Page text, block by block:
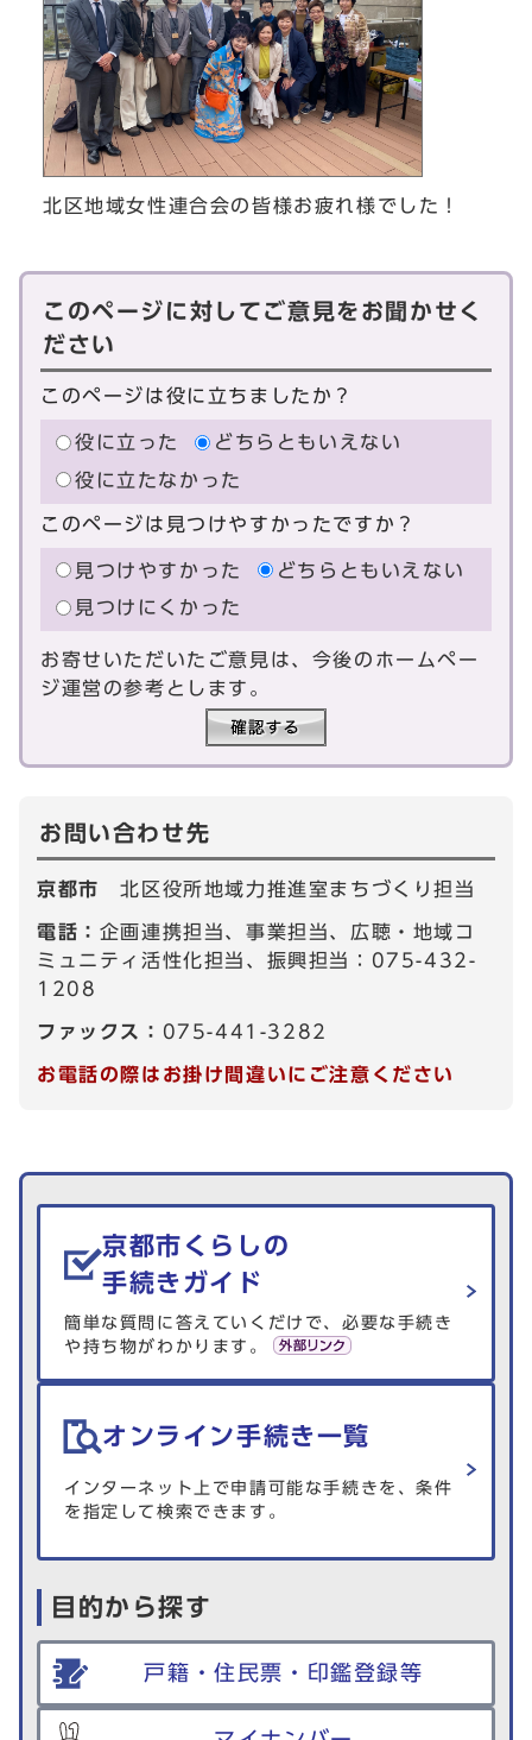
北区地域女性連合会の皆様お疲れ様でした！
このページに対してご意見をお聞かせく
ださい
このページは役に立ちましたか？
役に立った
どちらともいえない
役に立たなかった
このページは見つけやすかったですか？
見つけやすかった
どちらともいえない
見つけにくかった
お寄せいただいたご意見は、今後のホームペー
ジ運営の参考とします。
お問い合わせ先
京都市北区役所地域力推進室まちづくり担当
電話： 企画連携担当、事業担当、広聴・地域コ
ミュニティ活性化担当、振興担当：075-432-
1208
ファックス： 075-441-3282
お電話の際はお掛け間違いにご注意ください
生活情報を探す
京都市くらしの
手続きガイド
簡単な質問に答えていくだけで、必要な手続き
や持ち物がわかります。
オンライン手続き一覧
インターネット上で申請可能な手続きを、条件
を指定して検索できます。
目的から探す
戸籍・住民票・印鑑登録等